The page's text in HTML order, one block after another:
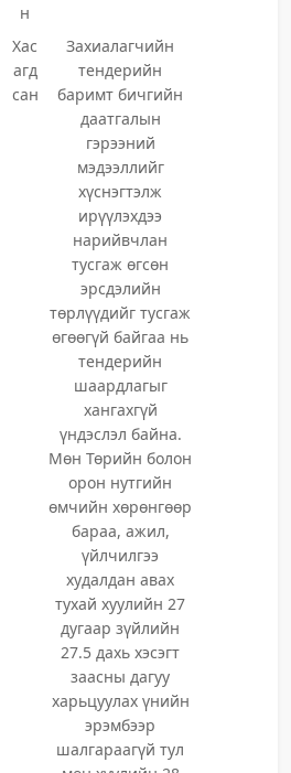
н
Хас
агд
сан
Захиалагчийн
тендерийн
баримт бичгийн
даатгалын
гэрээний
мэдээллийг
хүснэгтэлж
ирүүлэхдээ
нарийвчлан
тусгаж өгсөн
эрсдэлийн
төрлүүдийг тусгаж
өгөөгүй байгаа нь
тендерийн
шаардлагыг
хангахгүй
үндэслэл байна.
Мөн Төрийн болон
орон нутгийн
өмчийн хөрөнгөөр
бараа, ажил,
үйлчилгээ
худалдан авах
тухай хуулийн 27
дугаар зүйлийн
27.5 дахь хэсэгт
заасны дагуу
харьцуулах үнийн
эрэмбээр
шалгараагүй тул